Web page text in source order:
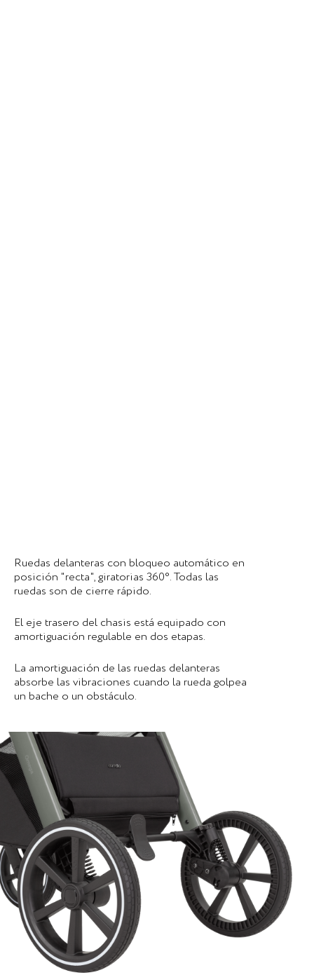
Ruedas delanteras con bloqueo automático en
posición "recta", giratorias 360°. Todas las
ruedas son de cierre rápido.
El eje trasero del chasis está equipado con
amortiguación regulable en dos etapas.
La amortiguación de las ruedas delanteras
absorbe las vibraciones cuando la rueda golpea
un bache o un obstáculo.